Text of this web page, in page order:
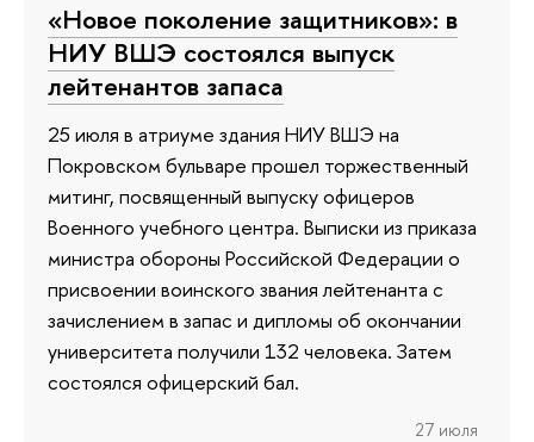
«Новое поколение защитников»: в
НИУ ВШЭ состоялся выпуск
лейтенантов запаса
25 июля в атриуме здания НИУ ВШЭ на
Покровском бульваре прошел торжественный
митинг, посвященный выпуску офицеров
Военного учебного центра. Выписки из приказа
министра обороны Российской Федерации о
присвоении воинского звания лейтенанта с
зачислением в запас и дипломы об окончании
университета получили 132 человека. Затем
состоялся офицерский бал.
27 июля